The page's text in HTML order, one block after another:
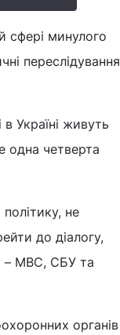
сфері минулого
переслідування
Україні живуть
одна четверта
не
до діалогу,
– МВС, СБУ та
органів